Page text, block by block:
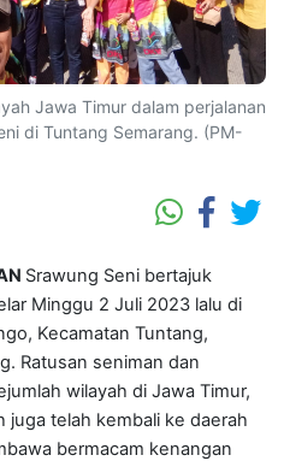
Jawa Timur dalam perjalanan
di Tuntang Semarang. (PM-
Srawung Seni bertajuk
Minggu 2 Juli 2023 lalu di
Kecamatan Tuntang,
Ratusan seniman dan
wilayah di Jawa Timur,
juga telah kembali ke daerah
bermacam kenangan